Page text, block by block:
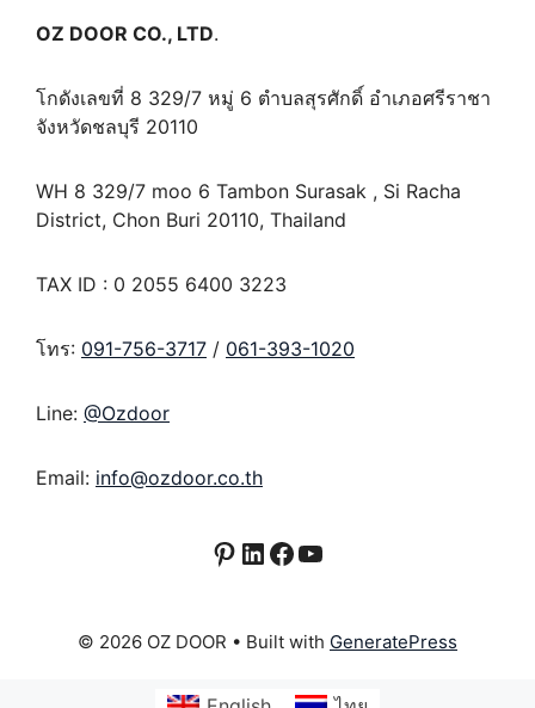
OZ DOOR CO., LTD.
โกดังเลขที่ 8 329/7 หมู่ 6 ตำบลสุรศักดิ์ อำเภอศรีราชา
จังหวัดชลบุรี 20110
WH 8 329/7 moo 6 Tambon Surasak , Si Racha
District, Chon Buri 20110, Thailand
TAX ID : 0 2055 6400 3223
โทร: 091-756-3717 / 061-393-1020
Line: @Ozdoor
Email: info@ozdoor.co.th
Pinterest
LinkedIn
Facebook
YouTube
© 2026 OZ DOOR • Built with GeneratePress